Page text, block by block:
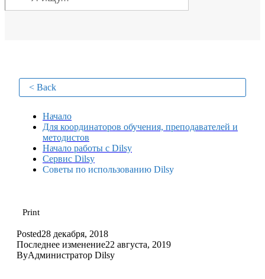
< Back
Начало
Для координаторов обучения, преподавателей и
методистов
Начало работы с Dilsy
Сервис Dilsy
Советы по использованию Dilsy
Print
Posted28 декабря, 2018
Последнее изменение22 августа, 2019
ByАдминистратор Dilsy